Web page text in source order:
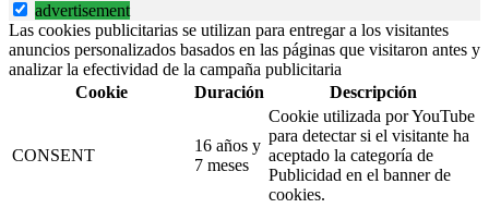
advertisement
Las cookies publicitarias se utilizan para entregar a los visitantes
anuncios personalizados basados en las páginas que visitaron antes y
analizar la efectividad de la campaña publicitaria
Cookie
Duración Descripción
CONSENT
16 años y
7 meses
Cookie utilizada por YouTube
para detectar si el visitante ha
aceptado la categoría de
Publicidad en el banner de
cookies.